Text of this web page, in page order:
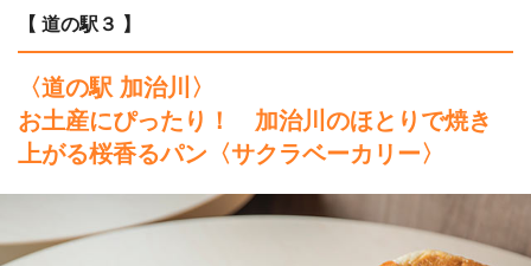
【 道の駅３ 】
〈道の駅 加治川〉
お土産にぴったり！ 加治川のほとりで焼き
上がる桜香るパン 〈サクラベーカリー〉